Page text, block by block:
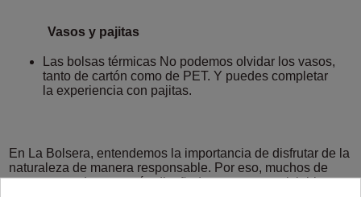
Vasos y pajitas
Las bolsas térmicas No podemos olvidar los vasos,
tanto de cartón como de PET. Y puedes completar
la experiencia con pajitas.
En La Bolsera, entendemos la importancia de disfrutar de la
naturaleza de manera responsable. Por eso, muchos de
nuestros productos están diseñados para ser reciclables y